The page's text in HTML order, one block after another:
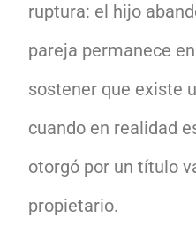
ruptura: el hijo
pareja permanece
sostener que existe
cuando en realidad
otorgó por un título
propietario.